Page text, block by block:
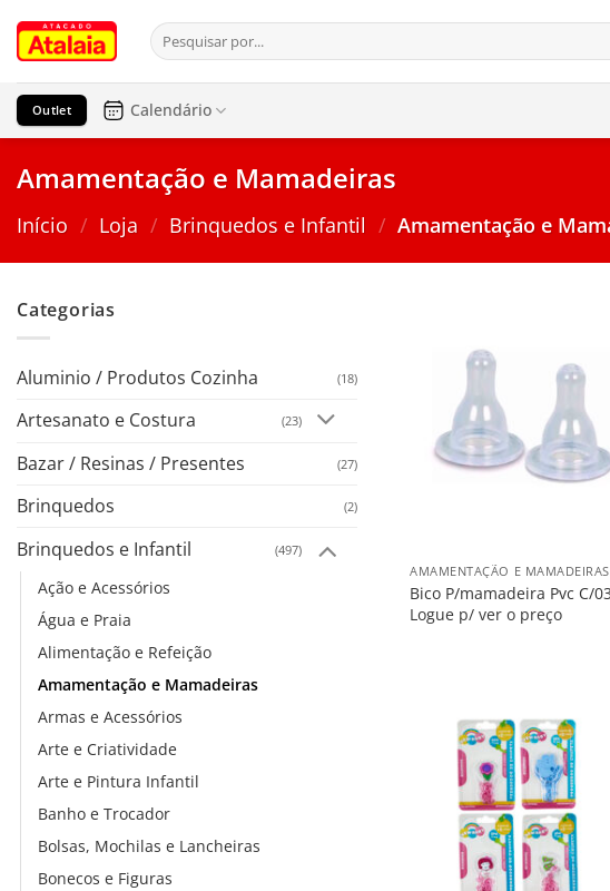
para
conteúdo
Pesquisar
por:
Outlet Calendário
Amamentação e Mamadeiras
Início / Loja / Brinquedos e Infantil / Amamentação e
Categorias
Aluminio / Produtos Cozinha (18)
Artesanato e Costura (23)
Bazar / Resinas / Presentes (27)
Brinquedos (2)
Brinquedos e Infantil (497)
Ação e Acessórios
Água e Praia
Alimentação e Refeição
Amamentação e Mamadeiras
Armas e Acessórios
Arte e Criatividade
Arte e Pintura Infantil
Banho e Trocador
Bolsas, Mochilas e Lancheiras
Bonecos e Figuras
AMAMENTAÇÃO E MAMADEIRAS
Bico P/mamadeira Pvc C/03
Logue p/ ver o preço